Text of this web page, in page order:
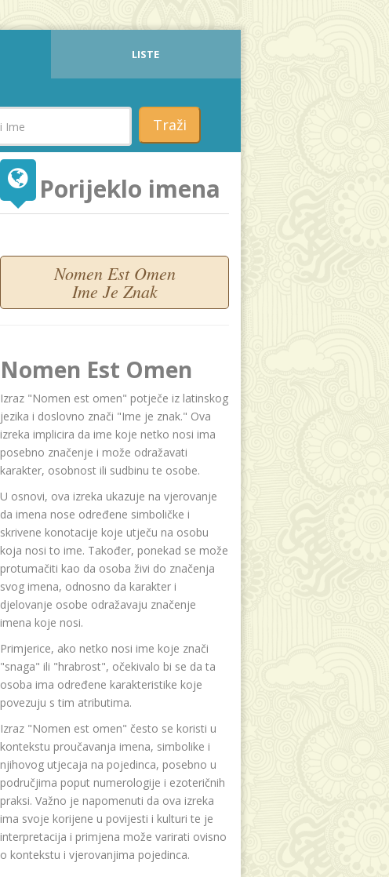
LISTE
Traži
Porijeklo imena
Nomen Est Omen
Ime Je Znak
Nomen Est Omen
Izraz "Nomen est omen" potječe iz latinskog
jezika i doslovno znači "Ime je znak." Ova
izreka implicira da ime koje netko nosi ima
posebno značenje i može odražavati
karakter, osobnost ili sudbinu te osobe.
U osnovi, ova izreka ukazuje na vjerovanje
da imena nose određene simboličke i
skrivene konotacije koje utječu na osobu
koja nosi to ime. Također, ponekad se može
protumačiti kao da osoba živi do značenja
svog imena, odnosno da karakter i
djelovanje osobe odražavaju značenje
imena koje nosi.
Primjerice, ako netko nosi ime koje znači
"snaga" ili "hrabrost", očekivalo bi se da ta
osoba ima određene karakteristike koje
povezuju s tim atributima.
Izraz "Nomen est omen" često se koristi u
kontekstu proučavanja imena, simbolike i
njihovog utjecaja na pojedinca, posebno u
područjima poput numerologije i ezoteričnih
praksi. Važno je napomenuti da ova izreka
ima svoje korijene u povijesti i kulturi te je
interpretacija i primjena može varirati ovisno
o kontekstu i vjerovanjima pojedinca.